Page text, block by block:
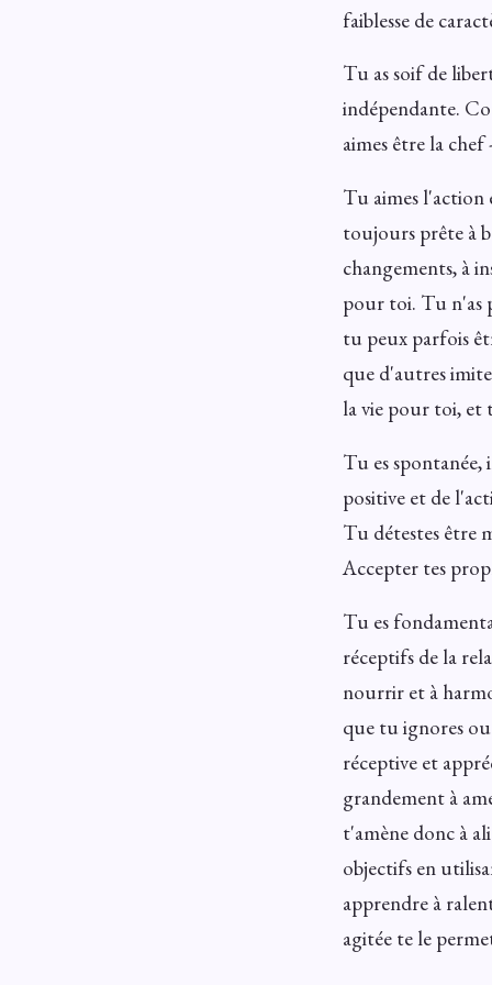
faiblesse de
Tu as soif de
indépendante.
aimes être la
Tu aimes l'action
toujours prête à
changements, à
pour toi. Tu n'as
tu peux parfois
que d'autres
la vie pour toi, et
Tu es
positive et de
Tu détestes être
Accepter tes
Tu es
réceptifs de la
nourrir et à
que tu ignores
réceptive et
grandement à
t'amène donc à
objectifs en
apprendre à
agitée te le